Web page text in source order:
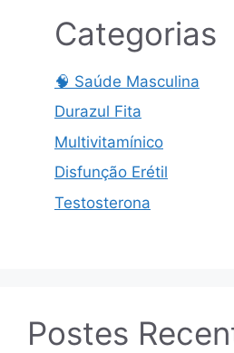
Categorias
🧠 Saúde Masculina
Durazul Fita
Multivitamínico
Disfunção Erétil
Testosterona
Postes